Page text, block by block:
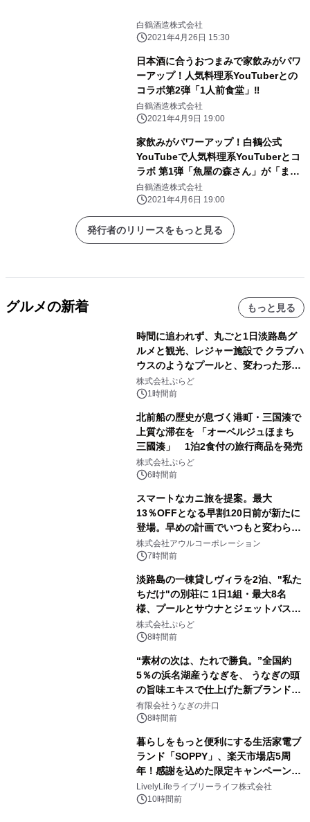
白鶴酒造株式会社
2021年4月26日 15:30
日本酒に合うおつまみで家飲みがパワ
ーアップ！人気料理系YouTuberとの
コラボ第2弾「1人前食堂」‼
白鶴酒造株式会社
2021年4月9日 19:00
家飲みがパワーアップ！白鶴公式
YouTubeで人気料理系YouTuberとコ
ラボ 第1弾「魚屋の森さん」が「ま
る」に合うレシピ紹介！
白鶴酒造株式会社
2021年4月6日 19:00
発行者のリリースをもっと見る
グルメの新着 もっと見る
時間に追われず、丸ごと1日淡路島グ
ルメと観光、レジャー施設で クラブハ
ウスのようなプールと、変わった形の
サウナも 「THE BOXY AWAJI」のお
得な素泊まり連泊プランで
株式会社ぷらど
1時間前
北前船の歴史が息づく港町・三国湊で
上質な滞在を 「オーベルジュほまち
三國湊」 1泊2食付の旅行商品を発売
株式会社ぷらど
6時間前
スマートなカニ旅を提案。最大
13％OFFとなる早割120日前が新たに
登場。早めの計画でいつもと変わらぬ
大人の冬旅を。ー夕日ヶ浦温泉「佳松
苑 別邸ふうか」ー
株式会社アウルコーポレーション
7時間前
淡路島の一棟貸しヴィラを2泊、"私た
ちだけ"の別荘に 1日1組・最大8名
様、プールとサウナとジェットバス付
きで Villa Mon Temps AWAJIの連泊
素泊りプラン
株式会社ぷらど
8時間前
“素材の次は、たれで勝負。”全国約
5％の浜名湖産うなぎを、 うなぎの頭
の旨味エキスで仕上げた新ブランド
「井口の誉」誕生
有限会社うなぎの井口
8時間前
暮らしをもっと便利にする生活家電ブ
ランド「SOPPY」、楽天市場店5周
年！感謝を込めた限定キャンペーンを
8月10日より開催
LivelyLifeライブリーライフ株式会社
10時間前